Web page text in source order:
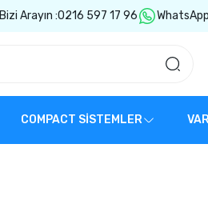
Bizi Arayın :0216 597 17 96
COMPACT SİSTEMLER